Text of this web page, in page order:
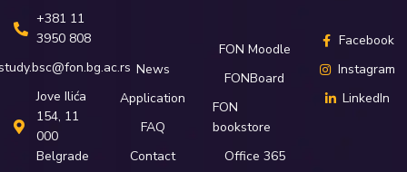
+381 11
3950 808
Јove Ilića
154, 11
000
Belgrade
News
Application
FAQ
Contact
FON Moodle
FONBoard
FON
bookstore
Office 365
Facebook
Instagram
LinkedIn